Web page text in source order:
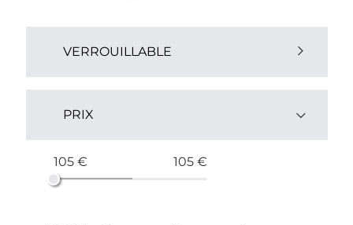
VERROUILLABLE
Oui (4)
PRIX
105 € 105 €